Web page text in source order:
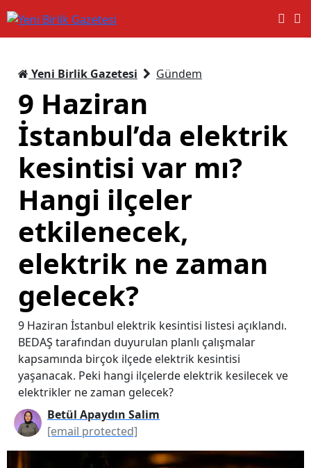
Yeni Birlik Gazetesi Gündem
9 Haziran
İstanbul’da elektrik
kesintisi var mı?
Hangi ilçeler
etkilenecek,
elektrik ne zaman
gelecek?
9 Haziran İstanbul elektrik kesintisi listesi açıklandı.
BEDAŞ tarafından duyurulan planlı çalışmalar
kapsamında birçok ilçede elektrik kesintisi
yaşanacak. Peki hangi ilçelerde elektrik kesilecek ve
elektrikler ne zaman gelecek?
Betül Apaydın Salim
[email protected]